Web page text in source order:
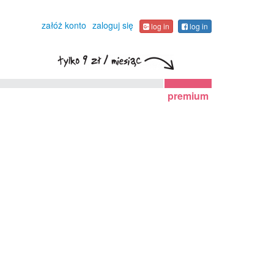
załóż konto zaloguj się log in log in
premium